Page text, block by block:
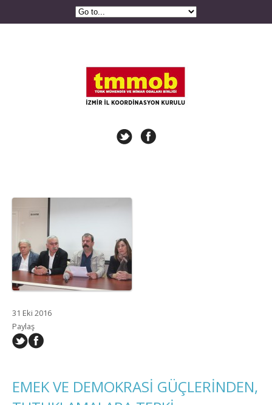
31 Eki 2016
Paylaş
EMEK VE DEMOKRASİ GÜÇLERİNDEN,